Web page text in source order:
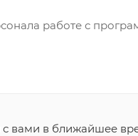
работе с
вами в ближайшее